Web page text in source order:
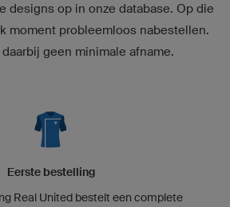
designs op in onze database. Op die
moment probleemloos nabestellen.
geen minimale afname.
Eerste bestelling
Real United bestelt een complete